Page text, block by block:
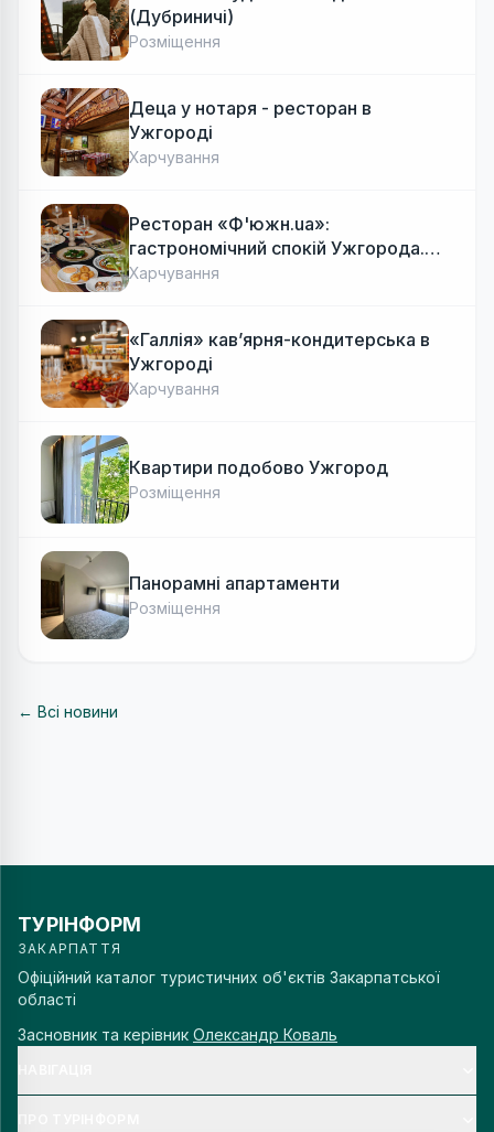
(Дубриничі)
Розміщення
Деца у нотаря - ресторан в
Ужгороді
Харчування
Ресторан «Ф'южн.ua»:
гастрономічний спокій Ужгорода.
Авторська локальна кухня, затишок
Харчування
«Галлія» кав’ярня-кондитерська в
Ужгороді
Харчування
Квартири подобово Ужгород
Розміщення
Панорамні апартаменти
Розміщення
← Всі новини
ТУРІНФОРМ
ЗАКАРПАТТЯ
Офіційний каталог туристичних об'єктів Закарпатської
області
Засновник та керівник Олександр Коваль